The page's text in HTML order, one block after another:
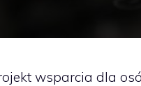
wsparcia dla